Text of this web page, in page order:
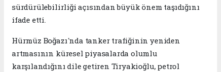
sürdürülebilirliği açısından büyük önem taşıdığını
ifade etti.
Hürmüz Boğazı'nda tanker trafiğinin yeniden
artmasının küresel piyasalarda olumlu
karşılandığını dile getiren Tiryakioğlu, petrol